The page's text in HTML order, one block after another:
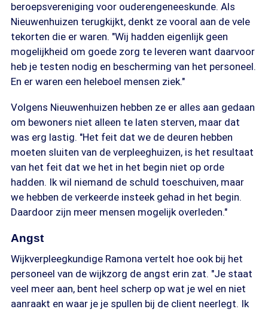
beroepsvereniging voor ouderengeneeskunde. Als
Nieuwenhuizen terugkijkt, denkt ze vooral aan de vele
tekorten die er waren. "Wij hadden eigenlijk geen
mogelijkheid om goede zorg te leveren want daarvoor
heb je testen nodig en bescherming van het personeel.
En er waren een heleboel mensen ziek."
Volgens Nieuwenhuizen hebben ze er alles aan gedaan
om bewoners niet alleen te laten sterven, maar dat
was erg lastig. "Het feit dat we de deuren hebben
moeten sluiten van de verpleeghuizen, is het resultaat
van het feit dat we het in het begin niet op orde
hadden. Ik wil niemand de schuld toeschuiven, maar
we hebben de verkeerde insteek gehad in het begin.
Daardoor zijn meer mensen mogelijk overleden."
Angst
Wijkverpleegkundige Ramona vertelt hoe ook bij het
personeel van de wijkzorg de angst erin zat. "Je staat
veel meer aan, bent heel scherp op wat je wel en niet
aanraakt en waar je je spullen bij de client neerlegt. Ik